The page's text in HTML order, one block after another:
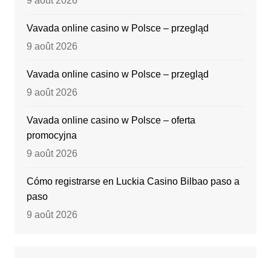
Vavada online casino w Polsce – przegląd
9 août 2026
Vavada online casino w Polsce – przegląd
9 août 2026
Vavada online casino w Polsce – oferta
promocyjna
9 août 2026
Cómo registrarse en Luckia Casino Bilbao paso a
paso
9 août 2026